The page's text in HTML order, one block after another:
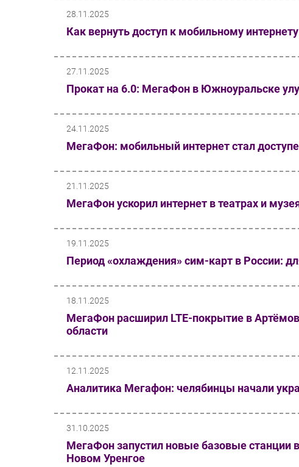
28.11.2025
Как вернуть доступ к мобильному
27.11.2025
Прокат на 6.0: МегаФон в Южноуральске
24.11.2025
МегаФон: мобильный интернет стал
21.11.2025
МегаФон ускорил интернет в театрах и
19.11.2025
Период «охлаждения» сим-карт в России:
18.11.2025
МегаФон расширил LTE-покрытие в
области
12.11.2025
Аналитика Мегафон: челябинцы начали
31.10.2025
МегаФон запустил новые базовые
Новом Уренгое